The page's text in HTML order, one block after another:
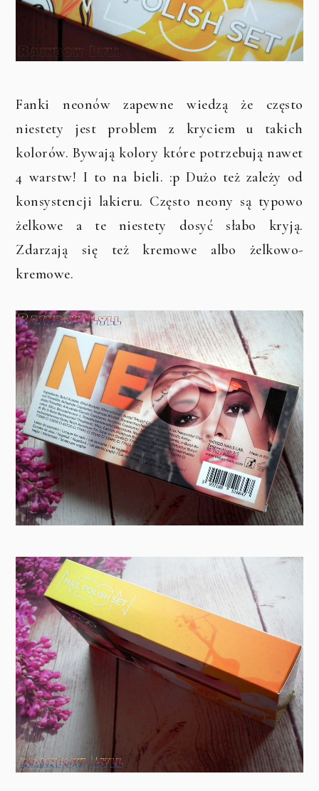
Fanki neonów zapewne wiedzą że często
niestety jest problem z kryciem u takich
kolorów. Bywają kolory które potrzebują nawet
4 warstw! I to na bieli. :p Dużo też zależy od
konsystencji lakieru. Często neony są typowo
żelkowe a te niestety dosyć słabo kryją.
Zdarzają się też kremowe albo żelkowo-
kremowe.